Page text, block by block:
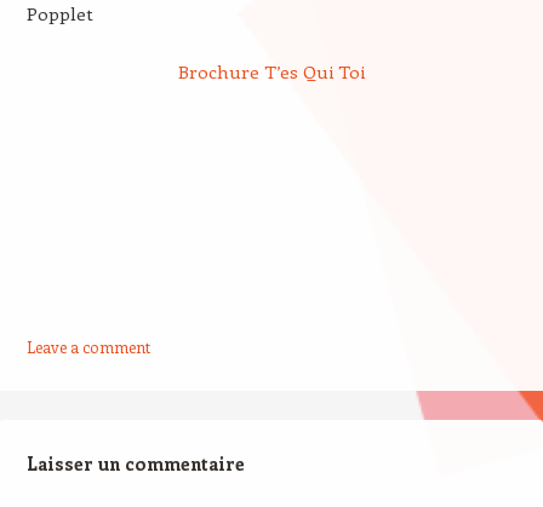
Popplet
Brochure T’es Qui Toi
Leave a comment
Laisser un commentaire